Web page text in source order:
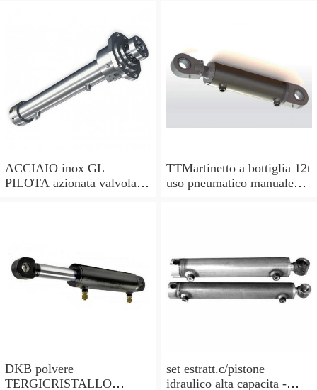
ACCIAIO inox GL
PILOTA azionata valvola di
TTMartinetto a bottiglia 12t
uso pneumatico manuale
DKB polvere
TERGICRISTALLO
set estratt.c/pistone
idraulico alta capacita -